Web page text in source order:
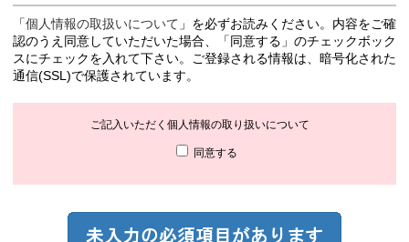
「個人情報の取扱いについて 」を必ずお読みください。内容をご確
認のうえ同意していただいた場合、「同意する」のチェックボック
スにチェックを入れて下さい。ご登録される情報は、暗号化された
通信(SSL)で保護されています。
ご記入いただく個人情報の取り扱いについて
同意する